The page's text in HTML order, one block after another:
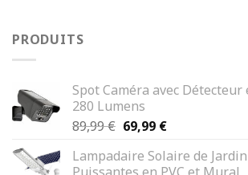
PRODUITS
Spot Caméra avec
280 Lumens
89,99€ Le
initial
69,99 €Le
actuel
Lampadaire Solaire de Jardin